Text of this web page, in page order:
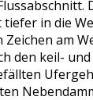
in die
am
den keil-